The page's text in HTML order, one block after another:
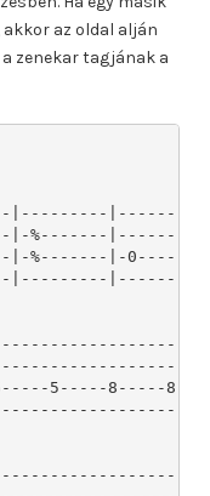
az oldal alján
zenekar tagjának a
|---------
|-%-------
|-%-------|-0-----
|---------
5-----8-----